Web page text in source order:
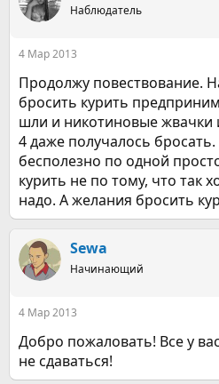
Наблюдатель
4 Мар 2013
Продолжу повествование.
бросить курить
шли и никотиновые жвачки
4 даже получалось
бесполезно по одной
курить не по тому, что так
надо. А желания бросить
Sewa
Начинающий
4 Мар 2013
Добро пожаловать! Все у
не сдаваться!